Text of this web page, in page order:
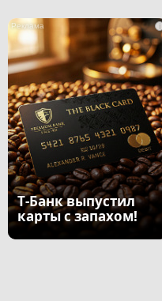
i
Т-Банк выпустил
карты с запахом!